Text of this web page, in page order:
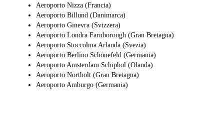
Aeroporto Nizza (Francia)
Aeroporto Billund (Danimarca)
Aeroporto Ginevra (Svizzera)
Aeroporto Londra Farnborough (Gran Bretagna)
Aeroporto Stoccolma Arlanda (Svezia)
Aeroporto Berlino Schönefeld (Germania)
Aeroporto Amsterdam Schiphol (Olanda)
Aeroporto Northolt (Gran Bretagna)
Aeroporto Amburgo (Germania)